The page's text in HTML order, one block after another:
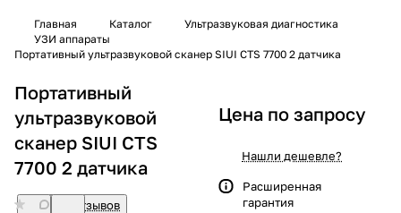
Главная Каталог
Ультразвуковая диагностика
УЗИ аппараты
Портативный ультразвуковой сканер SIUI CTS 7700 2 датчика
Портативный
ультразвуковой
сканер SIUI CTS
7700 2 датчика
Нет отзывов
Цена по запросу
Нашли дешевле?
Расширенная
гарантия